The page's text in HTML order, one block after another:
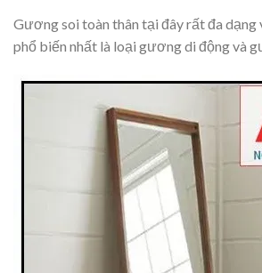
Gương soi toàn thân tại đây rất đa dạng
phổ biến nhất là loại gương di động và